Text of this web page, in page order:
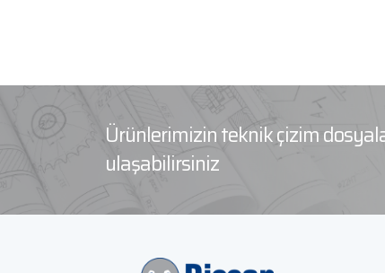
Ürünlerimizin teknik çizim
ulaşabilirsiniz